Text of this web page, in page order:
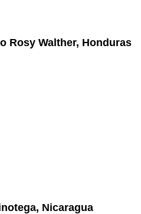
Rosy Walther, Honduras
Nicaragua